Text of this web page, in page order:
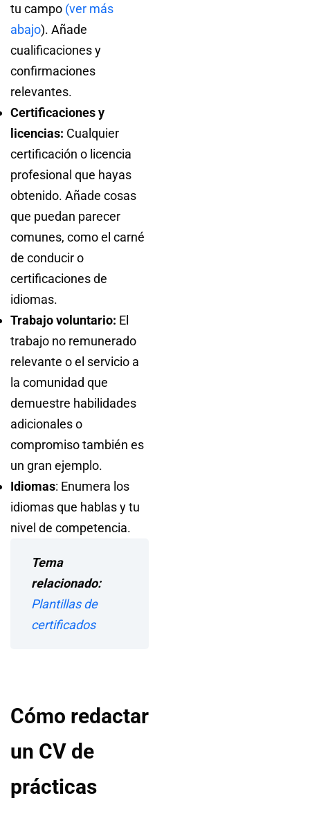
tu campo (ver más
abajo). Añade
cualificaciones y
confirmaciones
relevantes.
Certificaciones y
licencias: Cualquier
certificación o licencia
profesional que hayas
obtenido. Añade cosas
que puedan parecer
comunes, como el carné
de conducir o
certificaciones de
idiomas.
Trabajo voluntario: El
trabajo no remunerado
relevante o el servicio a
la comunidad que
demuestre habilidades
adicionales o
compromiso también es
un gran ejemplo.
Idiomas: Enumera los
idiomas que hablas y tu
nivel de competencia.
Tema
relacionado:
Plantillas de
certificados
Cómo redactar
un CV de
prácticas